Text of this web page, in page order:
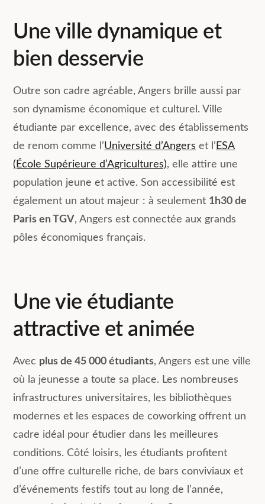
Une ville dynamique et
bien desservie
Outre son cadre agréable, Angers brille aussi par
son dynamisme économique et culturel. Ville
étudiante par excellence, avec des établissements
de renom comme l’Université d’Angers et l’ ESA
(École Supérieure d’Agricultures), elle attire une
population jeune et active. Son accessibilité est
également un atout majeur : à seulement 1h30 de
Paris en TGV, Angers est connectée aux grands
pôles économiques français.
Une vie étudiante
attractive et animée
Avec plus de 45 000 étudiants, Angers est une ville
où la jeunesse a toute sa place. Les nombreuses
infrastructures universitaires, les bibliothèques
modernes et les espaces de coworking offrent un
cadre idéal pour étudier dans les meilleures
conditions. Côté loisirs, les étudiants profitent
d’une offre culturelle riche, de bars conviviaux et
d’événements festifs tout au long de l’année,